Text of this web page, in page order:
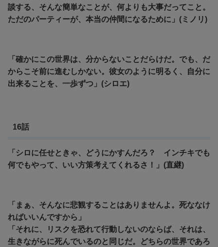
談する、そんな簡単なことが、何よりも大事だってこと。
ただのパーティーが、本当の仲間になるために」(ミノリ)
「確かにこの世界は、分からないことだらけだ。でも、だ
からこそ前に進むしかない。彼女のように明るく、自分に
出来ることを、一歩ずつ」(シロエ)
16話
「シロに任せときゃ、どうにかすんだろ？ インチキでも
何でもやって、いい方策考えてくれるさ！」(直継)
「まぁ、そんなに悲観することはありませんよ。死ななけ
ればいいんですから」
「それに、リスクを恐れて行動しないのならば、それは、
生きながらに死んでいるのと同じだ。どちらの世界であろ